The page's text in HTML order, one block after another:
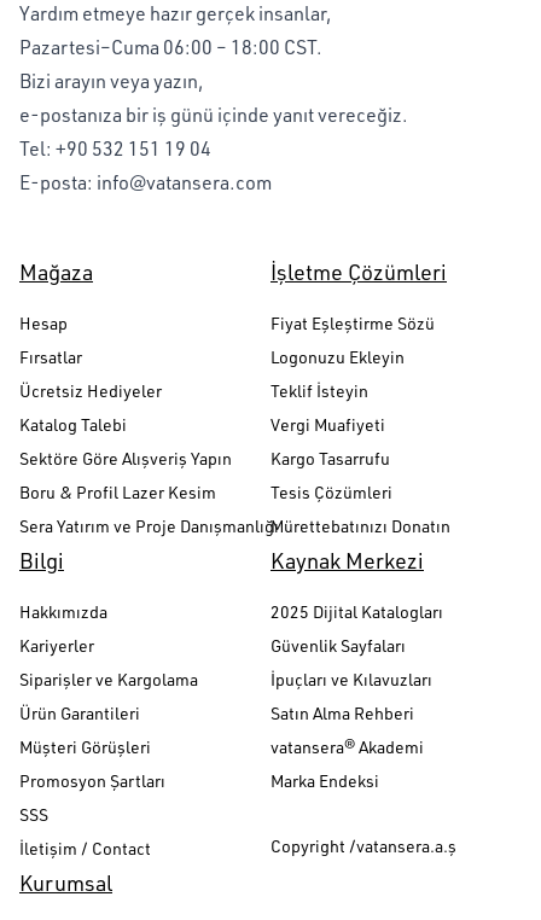
Yardım etmeye hazır gerçek insanlar,
Pazartesi–Cuma 06:00 – 18:00 CST.
Bizi arayın veya yazın,
e-postanıza bir iş günü içinde yanıt vereceğiz.
Tel: +90 532 151 19 04
E-posta: info@vatansera.com
Mağaza
Hesap
Fırsatlar
Ücretsiz Hediyeler
Katalog Talebi
Sektöre Göre Alışveriş Yapın
Boru & Profil Lazer Kesim
Sera Yatırım ve Proje Danışmanlığı
İşletme Çözümleri
Fiyat Eşleştirme Sözü
Logonuzu Ekleyin
Teklif İsteyin
Vergi Muafiyeti
Kargo Tasarrufu
Tesis Çözümleri
Mürettebatınızı Donatın
Bilgi
Hakkımızda
Kariyerler
Siparişler ve Kargolama
Ürün Garantileri
Müşteri Görüşleri
Promosyon Şartları
SSS
İletişim / Contact
Kaynak Merkezi
2025 Dijital Katalogları
Güvenlik Sayfaları
İpuçları ve Kılavuzları
Satın Alma Rehberi
vatansera® Akademi
Marka Endeksi
Copyright /vatansera.a.ş
Kurumsal